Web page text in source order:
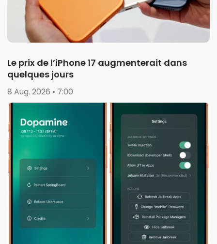
Le prix de l’iPhone 17 augmenterait dans
quelques jours
8 Aug. 2026 • 7:00